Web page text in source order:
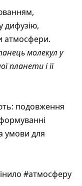
дифузію,
атмосфери.
молекул у
планети і її
подовження
умови для
#атмосферу